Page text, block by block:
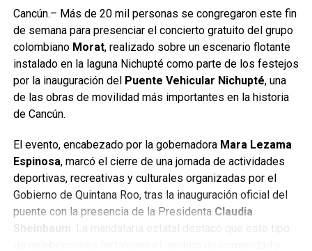
en Estados Unidos, Canadá, Brasil, Japón, Corea del Sur,
Alemania, Francia y Reino Unido, entre otros países. La
agencia del grupo confirmó que se evalúan nuevas fechas
para 2027 debido a la alta demanda registrada en diversas
ciudades.
Con este regreso, BTS reafirma su impacto cultural y su
capacidad para movilizar audiencias globales,
consolidándose como uno de los fenómenos musicales
más influyentes de la última década. Su presencia en
México dejó una huella significativa tanto para los
seguidores como para la industria del entretenimiento.
Fuente: 5to Poder Agencia de Noticias.
Cancún.– Más de 20 mil personas se congregaron este fin
de semana para presenciar el concierto gratuito del grupo
colombiano Morat, realizado sobre un escenario flotante
instalado en la laguna Nichupté como parte de los festejos
por la inauguración del Puente Vehicular Nichupté, una
de las obras de movilidad más importantes en la historia
de Cancún.
El evento, encabezado por la gobernadora Mara Lezama
Espinosa, marcó el cierre de una jornada de actividades
deportivas, recreativas y culturales organizadas por el
Gobierno de Quintana Roo, tras la inauguración oficial del
puente con la presencia de la Presidenta Claudia
Sheinbaum
. La mandataria estatal destacó que este tipo